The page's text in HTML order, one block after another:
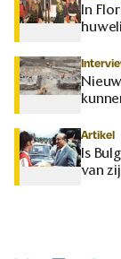
In
Artikel
Is
van